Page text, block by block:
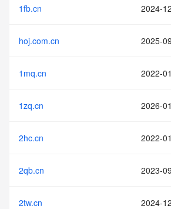
1fb.cn 2024-
hoj.com.cn 2025-
1mq.cn 2022-
1zq.cn 2026-
2hc.cn 2022-
2qb.cn 2023-
2tw.cn 2024-